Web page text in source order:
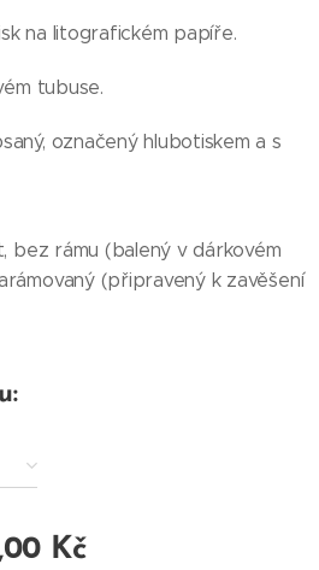
na litografickém papíře.
tubuse.
označený hlubotiskem a s
bez rámu (balený v dárkovém
(připravený k zavěšení
Kč